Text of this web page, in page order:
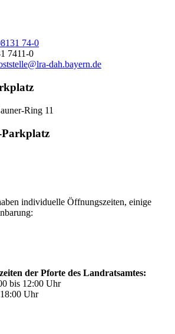
74-0
7411-0
dah.bayern.de
Ring 11
Parkplatz
individuelle Öffnungszeiten, einige
der Pforte des Landratsamtes:
bis 12:00 Uhr
Uhr